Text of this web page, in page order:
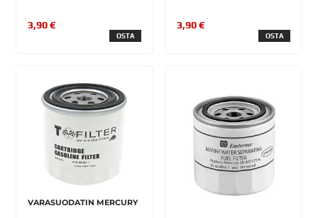
3,90 €
OSTA
3,90 €
OSTA
VARASUODATIN MERCURY